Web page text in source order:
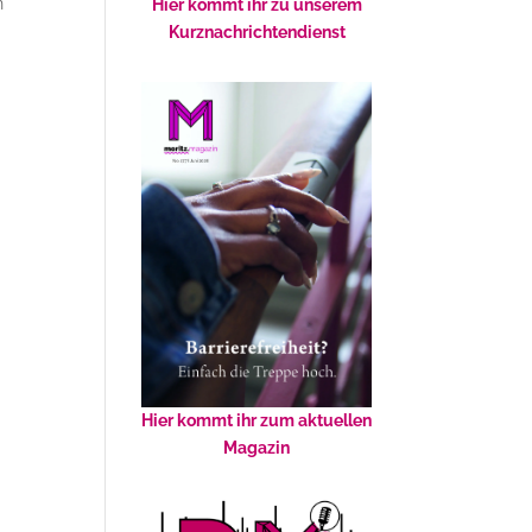
Hier kommt ihr zu unserem
Kurznachrichtendienst
Hier kommt ihr zum aktuellen
Magazin